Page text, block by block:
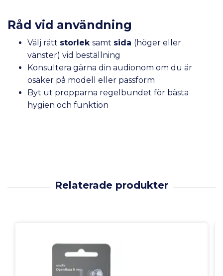
Råd vid användning
Välj rätt storlek samt sida (höger eller
vänster) vid beställning
Konsultera gärna din audionom om du är
osäker på modell eller passform
Byt ut propparna regelbundet för bästa
hygien och funktion